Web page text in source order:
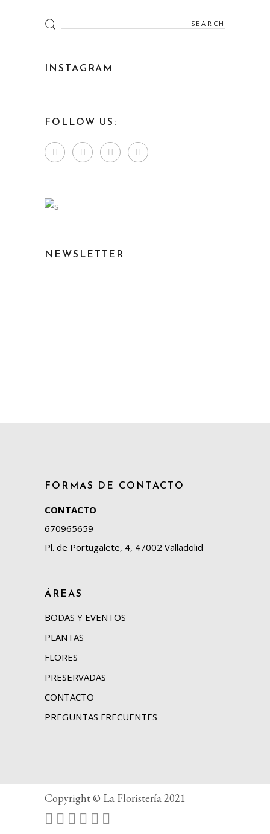
Search
for:
INSTAGRAM
FOLLOW US:
NEWSLETTER
FORMAS DE CONTACTO
CONTACTO
670965659
Pl. de Portugalete, 4, 47002 Valladolid
ÁREAS
BODAS Y EVENTOS
PLANTAS
FLORES
PRESERVADAS
CONTACTO
PREGUNTAS FRECUENTES
Copyright © La Floristería 2021